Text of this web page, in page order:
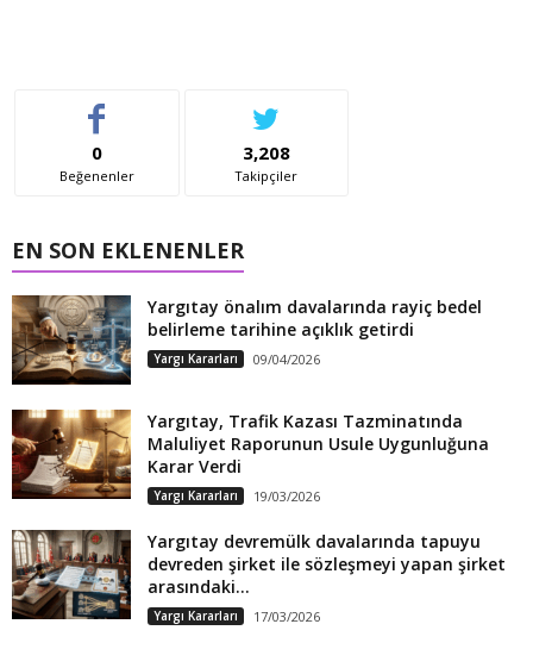
0
Beğenenler
3,208
Takipçiler
EN SON EKLENENLER
Yargıtay önalım davalarında rayiç bedel
belirleme tarihine açıklık getirdi
Yargı Kararları 09/04/2026
Yargıtay, Trafik Kazası Tazminatında
Maluliyet Raporunun Usule Uygunluğuna
Karar Verdi
Yargı Kararları 19/03/2026
Yargıtay devremülk davalarında tapuyu
devreden şirket ile sözleşmeyi yapan şirket
arasındaki...
Yargı Kararları 17/03/2026